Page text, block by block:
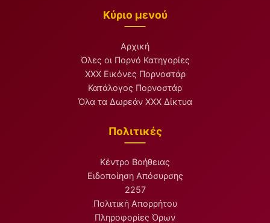
Κύριο μενού
Αρχική
Όλες οι Πορνό Κατηγορίες
XXX Εικόνες Πορνοστάρ
Κατάλογος Πορνοστάρ
Όλα τα Δωρεάν XXX Δίκτυα
Πολιτικές
Κέντρο Βοήθειας
Ειδοποίηση Απόσυρσης
2257
Πολιτική Απορρήτου
Πληροφορίες Όρων